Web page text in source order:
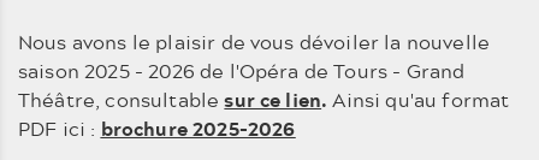
Nous avons le plaisir de vous dévoiler la nouvelle
saison 2025 - 2026 de l'Opéra de Tours - Grand
Théâtre, consultablesur ce lien.Ainsi qu'au format
PDF ici : brochure 2025-2026